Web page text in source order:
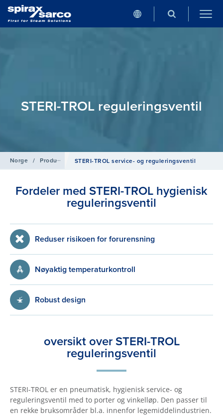
STERI-TROL reguleringsventil
Norge / Produkter / Clean Steam
STERI-TROL service- og reguleringsventil
Fordeler med STERI-TROL hygienisk
reguleringsventil
Reduser risikoen for forurensning
Nøyaktig temperaturkontroll
Robust design
oversikt over STERI-TROL
reguleringsventil
STERI-TROL er en pneumatisk, hygienisk service- og
reguleringsventil med to porter og vinkelløp. Den passer til
en rekke bruksområder bl.a. innenfor legemiddelindustrien.